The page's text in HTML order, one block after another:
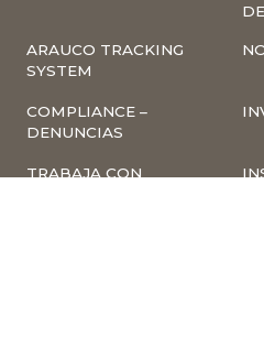
ARAUCO TRACKING
SYSTEM
COMPLIANCE –
DENUNCIAS
TRABAJA CON